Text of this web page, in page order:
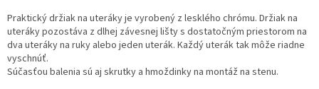
Praktický držiak na uteráky je vyrobený z lesklého chrómu. Držiak na
uteráky pozostáva z dlhej závesnej lišty s dostatočným priestorom na
dva uteráky na ruky alebo jeden uterák. Každý uterák tak môže riadne
vyschnúť.
Súčasťou balenia sú aj skrutky a hmoždinky na montáž na stenu.